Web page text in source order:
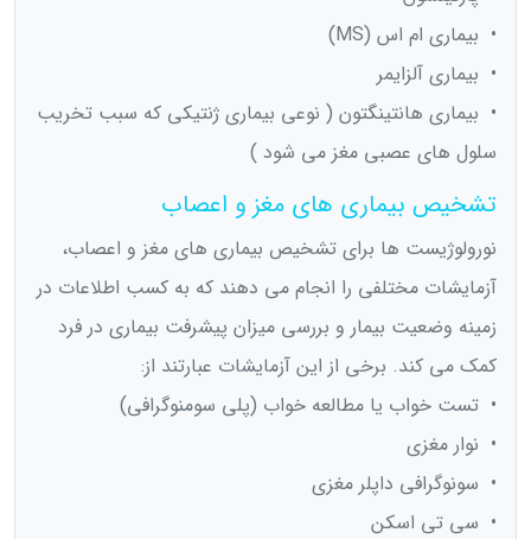
• بیماری ام اس (MS)
• بیماری آلزایمر
• بیماری هانتینگتون ( نوعی بیماری ژنتیکی که سبب تخریب
سلول های عصبی مغز می شود )
تشخیص بیماری های مغز و اعصاب
نورولوژیست ها برای تشخیص بیماری های مغز و اعصاب،
آزمایشات مختلفی را انجام می دهند که به کسب اطلاعات در
زمینه وضعیت بیمار و بررسی میزان پیشرفت بیماری در فرد
کمک می کند. برخی از این آزمایشات عبارتند از:
• تست خواب یا مطالعه خواب (پلی سومنوگرافی)
• نوار مغزی
• سونوگرافی داپلر مغزی
• سی تی اسکن